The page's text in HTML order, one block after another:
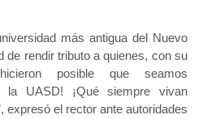
más antigua del Nuevo
de rendir tributo a quienes, con su
posible que seamos
la UASD! ¡Qué siempre vivan
expresó el rector ante autoridades